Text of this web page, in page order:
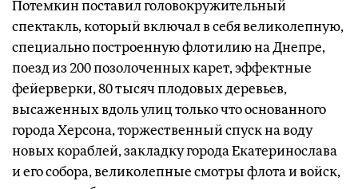
Потемкин поставил головокружительный
спектакль, который включал в себя великолепную,
специально построенную флотилию на Днепре,
поезд из 200 позолоченных карет, эффектные
фейерверки, 80 тысяч плодовых деревьев,
высаженных вдоль улиц только что основанного
города Херсона, торжественный спуск на воду
новых кораблей, закладку города Екатеринослава
и его собора, великолепные смотры флота и войск,